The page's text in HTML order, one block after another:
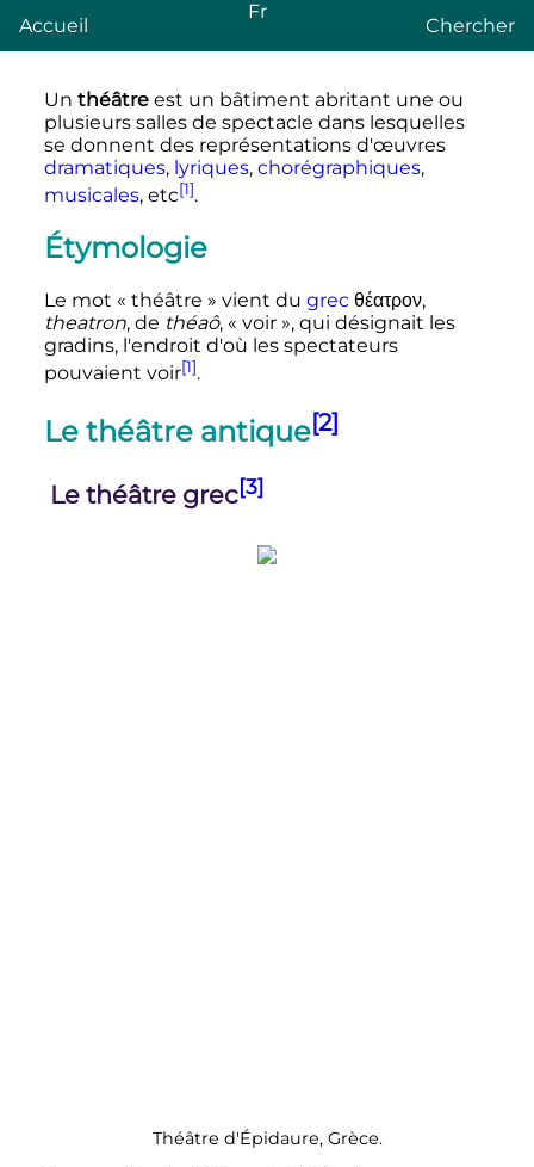
Accueil
Fr
Chercher
Un théâtreest un bâtiment abritant une ou
plusieurs salles de spectacle dans lesquelles
se donnent des représentations d'œuvres
dramatiques, lyriques, chorégraphiques,
musicales, etc[1].
Étymologie
Le mot « théâtre » vient du grecθέατρον,
theatron, de théaô, « voir », qui désignait les
gradins, l'endroit d'où les spectateurs
pouvaient voir[1].
Le théâtre antique[2]
Le théâtre grec[3]
Théâtre d'Épidaure, Grèce.